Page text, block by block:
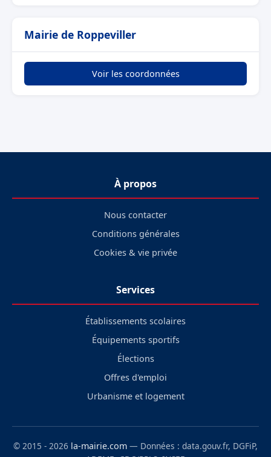
Mairie de Roppeviller
Voir les coordonnées
À propos
Nous contacter
Conditions générales
Cookies & vie privée
Services
Établissements scolaires
Équipements sportifs
Élections
Offres d'emploi
Urbanisme et logement
© 2015 - 2026 la-mairie.com — Données : data.gouv.fr, DGFiP,